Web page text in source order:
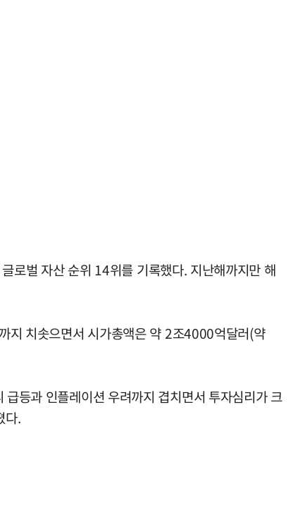
로벌 자산 순위 14위를 기록했다. 지난해까지만 해
지 치솟으면서 시가총액은 약 2조4000억달러(약
등과 인플레이션 우려까지 겹치면서 투자심리가 크
다.